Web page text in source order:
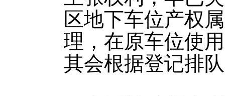
区地下车位产权
理，在原车位使
其会根据登记排